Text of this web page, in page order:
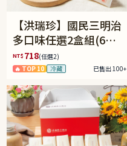
【洪瑞珍】國民三明治
多口味任選2盒組(6入/
盒)(免運)
NT$ 718(任選2)
🔥 TOP 10
冷藏 已售出 100+